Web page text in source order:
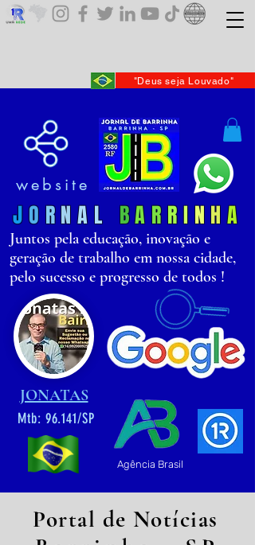
"Deus seja Louvado"
website
JO RNAL BARRI NHA
Juntos pela educação, inovação e
geração de trabalho em nossa cidade,
pelo sucesso e progresso de todos !
JONATAS
Mtb: 96.141/SP
Agência Brasil
Portal de Notícias